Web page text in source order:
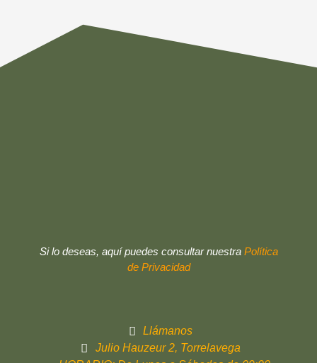
Si lo deseas, aquí puedes consultar nuestra Política
de Privacidad
Llámanos
Julio Hauzeur 2, Torrelavega